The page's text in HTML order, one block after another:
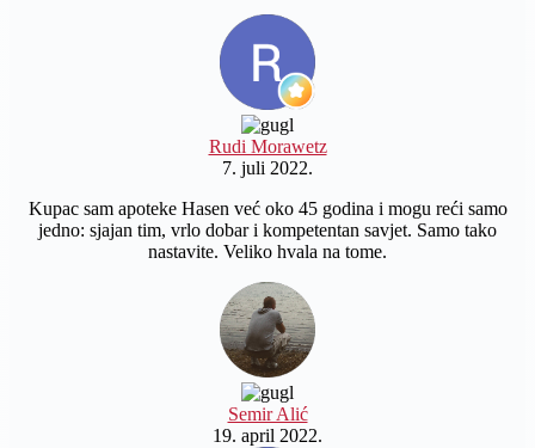
Rudi Morawetz
7. juli 2022.
Kupac sam apoteke Hasen već oko 45 godina i mogu reći samo
jedno: sjajan tim, vrlo dobar i kompetentan savjet. Samo tako
nastavite. Veliko hvala na tome.
Semir Alić
19. april 2022.